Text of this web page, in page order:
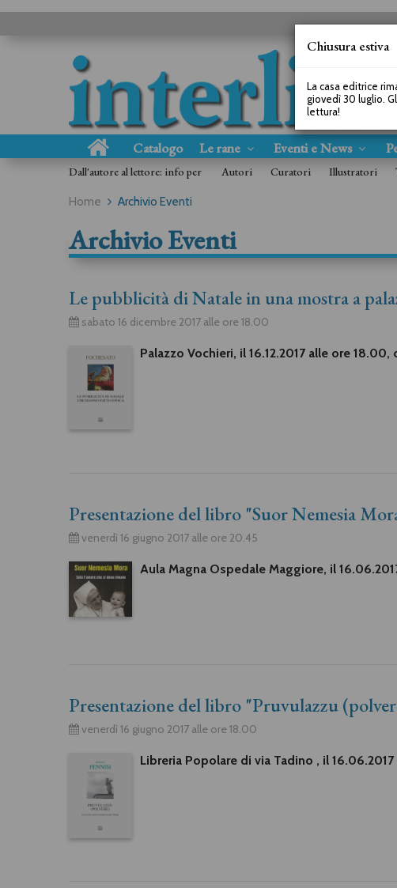
Catalogo Le rane Eventi e News
Dall'autore al lettore: info per Autori Curatori Illustratori
Home Archivio Eventi
Archivio Eventi
Le pubblicità di Natale in una mostra a
sabato 16 dicembre 2017 alle ore 18.00
Palazzo Vochieri, il 16.12.2017 alle ore
Presentazione del libro "Suor Nemesia
venerdì 16 giugno 2017 alle ore 20.45
Aula Magna Ospedale Maggiore, il
Presentazione del libro "Pruvulazzu
venerdì 16 giugno 2017 alle ore 18.00
Libreria Popolare di via Tadino , il
Chiusura estiva
La casa editrice
giovedì 30 luglio.
lettura!